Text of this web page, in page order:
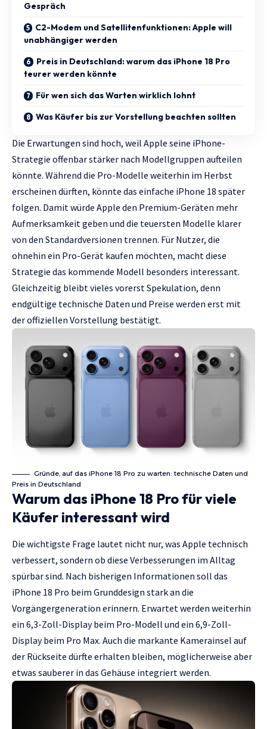
Gespräch
C2-Modem und Satellitenfunktionen: Apple will
unabhängiger werden
Preis in Deutschland: warum das iPhone 18 Pro
teurer werden könnte
Für wen sich das Warten wirklich lohnt
Was Käufer bis zur Vorstellung beachten sollten
Die Erwartungen sind hoch, weil Apple seine iPhone-
Strategie offenbar stärker nach Modellgruppen aufteilen
könnte. Während die Pro-Modelle weiterhin im Herbst
erscheinen dürften, könnte das einfache iPhone 18 später
folgen. Damit würde Apple den Premium-Geräten mehr
Aufmerksamkeit geben und die teuersten Modelle klarer
von den Standardversionen trennen. Für Nutzer, die
ohnehin ein Pro-Gerät kaufen möchten, macht diese
Strategie das kommende Modell besonders interessant.
Gleichzeitig bleibt vieles vorerst Spekulation, denn
endgültige technische Daten und Preise werden erst mit
der offiziellen Vorstellung bestätigt.
Gründe, auf das iPhone 18 Pro zu warten: technische Daten und
Preis in Deutschland
Warum das iPhone 18 Pro für viele
Käufer interessant wird
Die wichtigste Frage lautet nicht nur, was Apple technisch
verbessert, sondern ob diese Verbesserungen im Alltag
spürbar sind. Nach bisherigen Informationen soll das
iPhone 18 Pro beim Grunddesign stark an die
Vorgängergeneration erinnern. Erwartet werden weiterhin
ein 6,3-Zoll-Display beim Pro-Modell und ein 6,9-Zoll-
Display beim Pro Max. Auch die markante Kamerainsel auf
der Rückseite dürfte erhalten bleiben, möglicherweise aber
etwas sauberer in das Gehäuse integriert werden.